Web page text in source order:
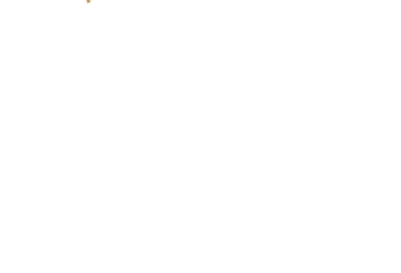
Terms and Conditions.